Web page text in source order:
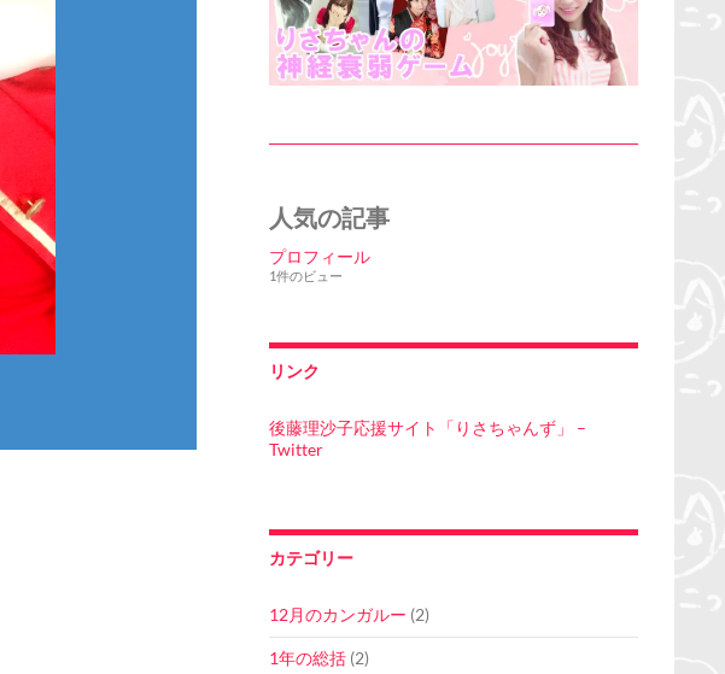
人気の記事
プロフィール
1件のビュー
リンク
後藤理沙子応援サイト「りさちゃんず」 –
Twitter
カテゴリー
12月のカンガルー (2)
1年の総括 (2)